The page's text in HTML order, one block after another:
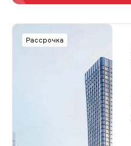
Рассрочка